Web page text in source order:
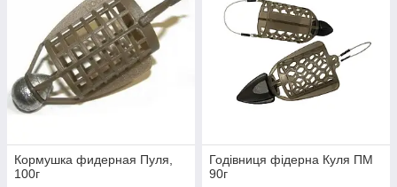
Кормушка фидерная Пуля,
100г
Годівниця фідерна Куля ПМ
90г